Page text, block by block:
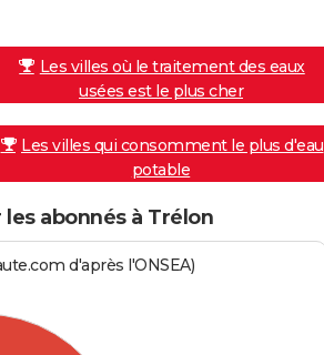
Les villes où le traitement des eaux
usées est le plus cher
Les villes qui consomment le plus d'eau
potable
abonnés à Trélon
d'après l'ONSEA)